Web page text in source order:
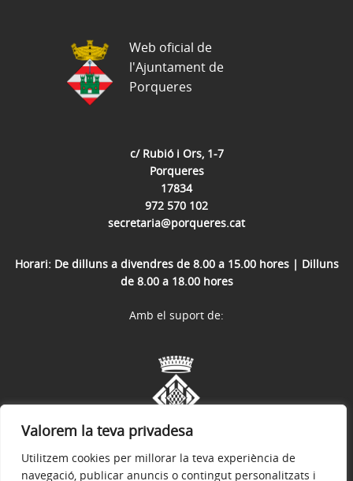
Valorem la teva privadesa
Utilitzem cookies per millorar la teva experiència de
navegació, publicar anuncis o contingut personalitzats i
c/ Rubió i Ors, 1-7
Porqueres
17834
972 570 102
secretaria@porqueres.cat
Horari: De dilluns a divendres de 8.00 a 15.00 hores | Dilluns
de 8.00 a 18.00 hores
Web oficial de
l'Ajuntament de
Porqueres
Amb el suport de: